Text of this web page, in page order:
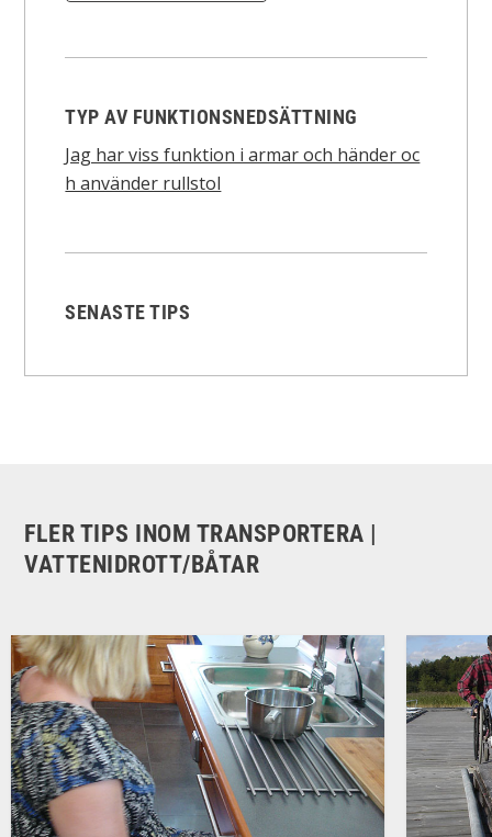
TYP AV FUNKTIONSNEDSÄTTNING
Jag har viss funktion i armar och händer oc
h använder rullstol
SENASTE TIPS
FLER TIPS INOM TRANSPORTERA |
VATTENIDROTT/BÅTAR